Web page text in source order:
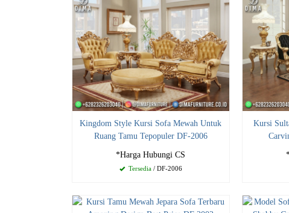
Kingdom Style Kursi Sofa Mewah Untuk
Ruang Tamu Tepopuler DF-2006
*Harga Hubungi CS
Tersedia/ DF-2006
Kursi